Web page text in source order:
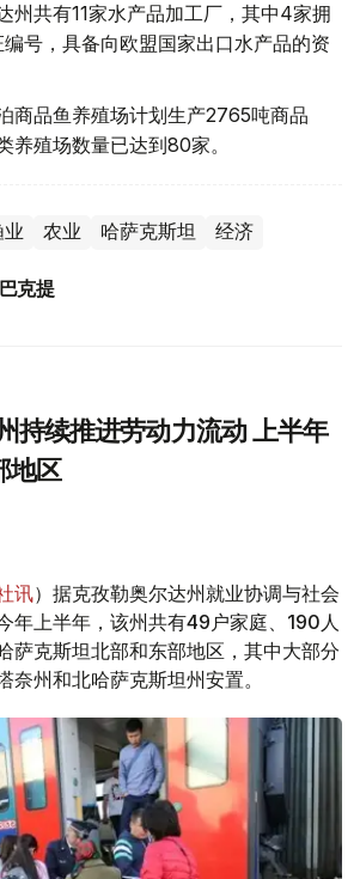
州共有11家水产品加工厂，其中4家拥
号，具备向欧盟国家出口水产品的资
商品鱼养殖场计划生产2765吨商品
养殖场数量已达到80家。
业 农业 哈萨克斯坦 经济
克提
持续推进劳动力流动 上半年
地区
讯）据克孜勒奥尔达州就业协调与社会
年上半年，该州共有49户家庭、190人
萨克斯坦北部和东部地区，其中大部分
奈州和北哈萨克斯坦州安置。